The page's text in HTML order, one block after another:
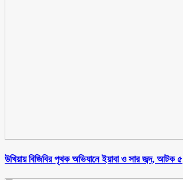
উখিয়ায় বিজিবির পৃথক অভিযানে ইয়াবা ও সার জব্দ, আটক ৫